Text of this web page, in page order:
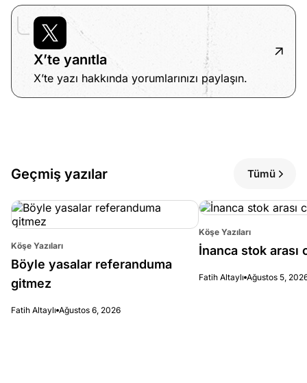
X’te yanıtla
X’te yazı hakkında yorumlarınızı paylaşın.
Geçmiş yazılar Tümü
Köşe Yazıları
Böyle yasalar referanduma
gitmez
Fatih Altaylı Ağustos 6, 2026
Köşe Yazıları
İnanca stok arası
Fatih Altaylı Ağustos 5,